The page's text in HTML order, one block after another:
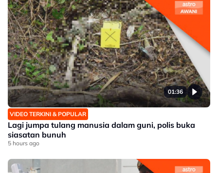
01:36
VIDEO TERKINI & POPULAR
Lagi jumpa tulang manusia dalam guni, polis buka
siasatan bunuh
5 hours ago